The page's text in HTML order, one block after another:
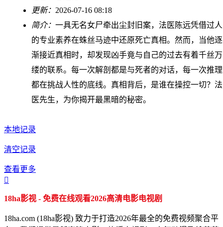
更新： 2026-07-16 08:18
简介： 一具无名女尸牵出尘封旧案，法医陈远凭借过人
的专业素养在蛛丝马迹中还原死亡真相。然而，当他逐
渐接近真相时，却发现凶手竟与自己的过去有着千丝万
缕的联系。每一次解剖都是与死者的对话，每一次推理
都在挑战人性的底线。真相背后，是谁在操控一切？法
医先生，为你揭开最黑暗的秘密。
本地记录
清空记录
查看更多

18ha影视 - 免费在线观看2026高清电影电视剧
18ha.com (18ha影视) 致力于打造2026年最全的免费视频聚合平